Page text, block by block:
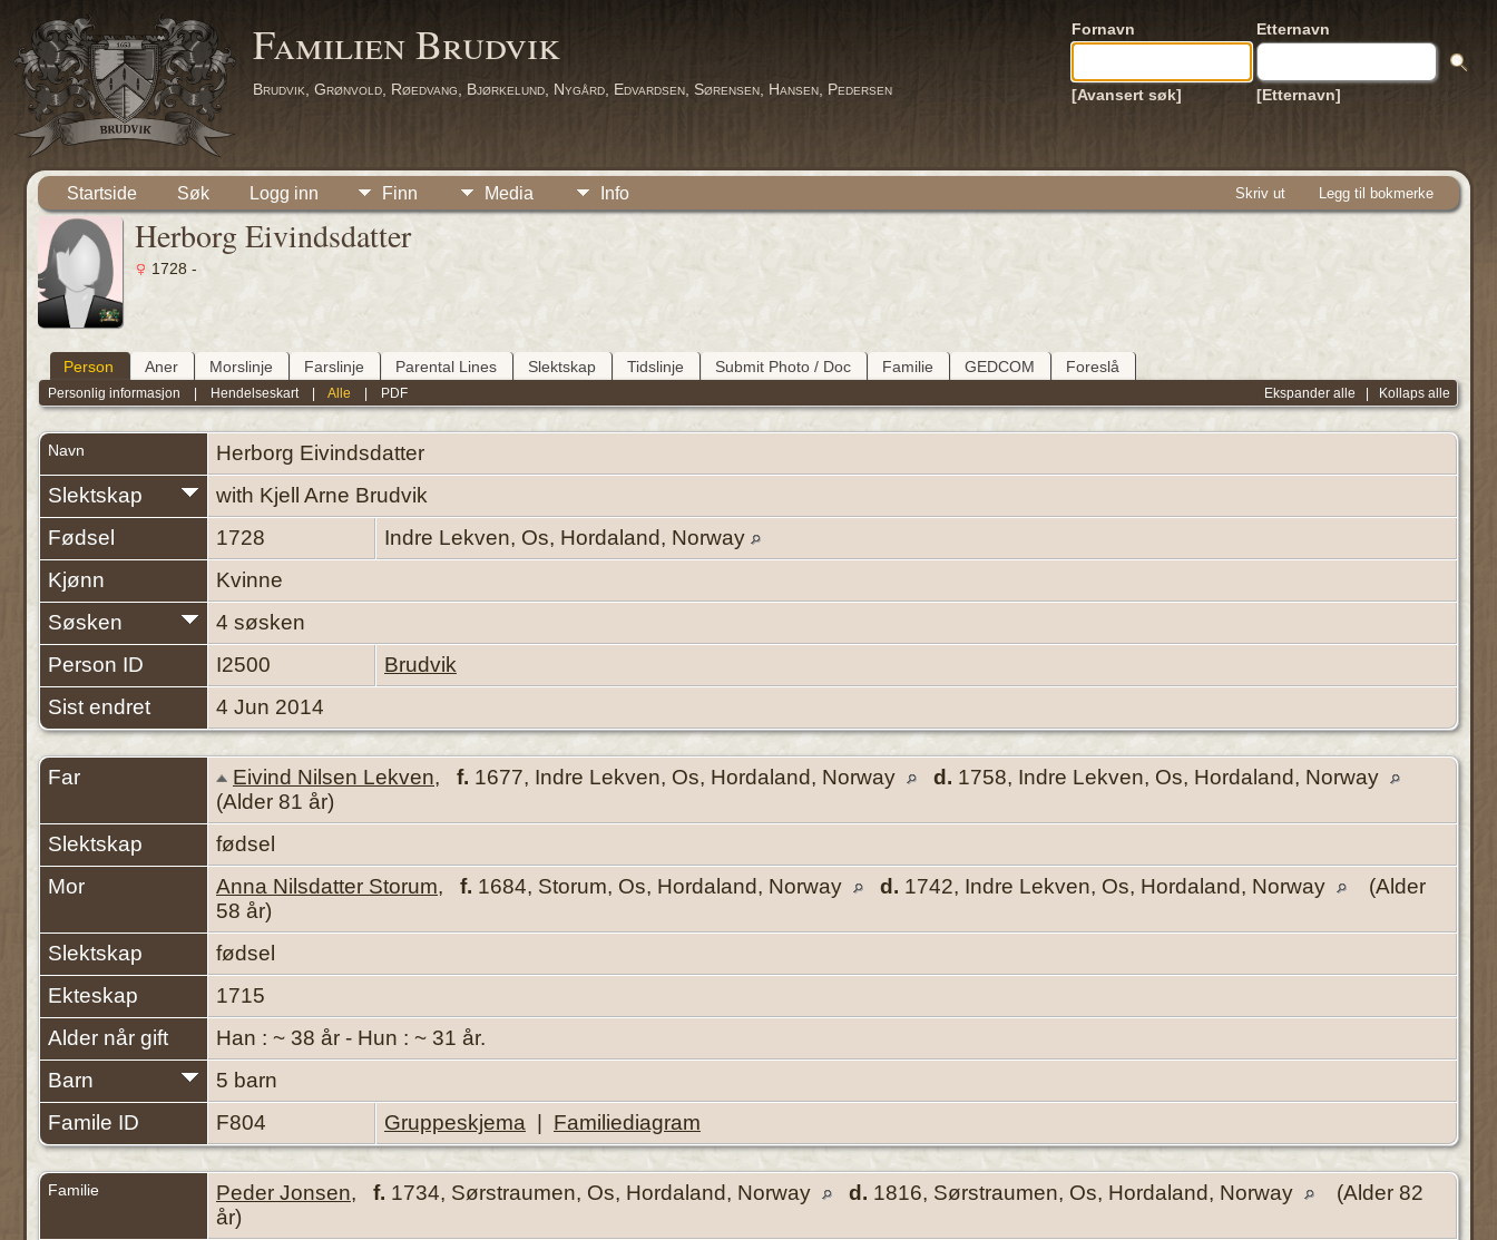
Familien Brudvik
Brudvik, Grønvold, Røedvang, Bjørkelund, Nygård, Edvardsen, Sørensen, Hansen, Pedersen
Fornavn Etternavn
[Avansert søk] [Etternavn]
Startside Søk Logg inn Finn Media Info Skriv ut Legg til bokmerke
Herborg Eivindsdatter
1728 -
Person Aner Morslinje Farslinje Parental Lines Slektskap Tidslinje Submit Photo / Doc Familie GEDCOM Foreslå
Ekspander alle | Kollaps alle
Personlig informasjon | Hendelseskart |Alle | PDF
Navn Herborg Eivindsdatter
Slektskap
with Kjell Arne Brudvik
Fødsel
1728
Indre Lekven, Os, Hordaland, Norway
Kjønn
Kvinne
Søsken
4 søsken
Person ID
I2500
Brudvik
Sist endret
4 Jun 2014
Far Eivind Nilsen Lekven, f. 1677, Indre Lekven, Os, Hordaland, Norway d. 1758, Indre Lekven, Os, Hordaland, Norway
(Alder 81 år)
Slektskap
fødsel
Mor
Anna Nilsdatter Storum, f. 1684, Storum, Os, Hordaland, Norway d. 1742, Indre Lekven, Os, Hordaland, Norway
(Alder
58 år)
Slektskap
fødsel
Ekteskap
1715
Alder når gift
Han : ~ 38 år - Hun : ~ 31 år.
Barn
5 barn
Famile ID
F804 Gruppeskjema | Familiediagram
Familie Peder Jonsen, f. 1734, Sørstraumen, Os, Hordaland, Norway d. 1816, Sørstraumen, Os, Hordaland, Norway
(Alder 82
år)